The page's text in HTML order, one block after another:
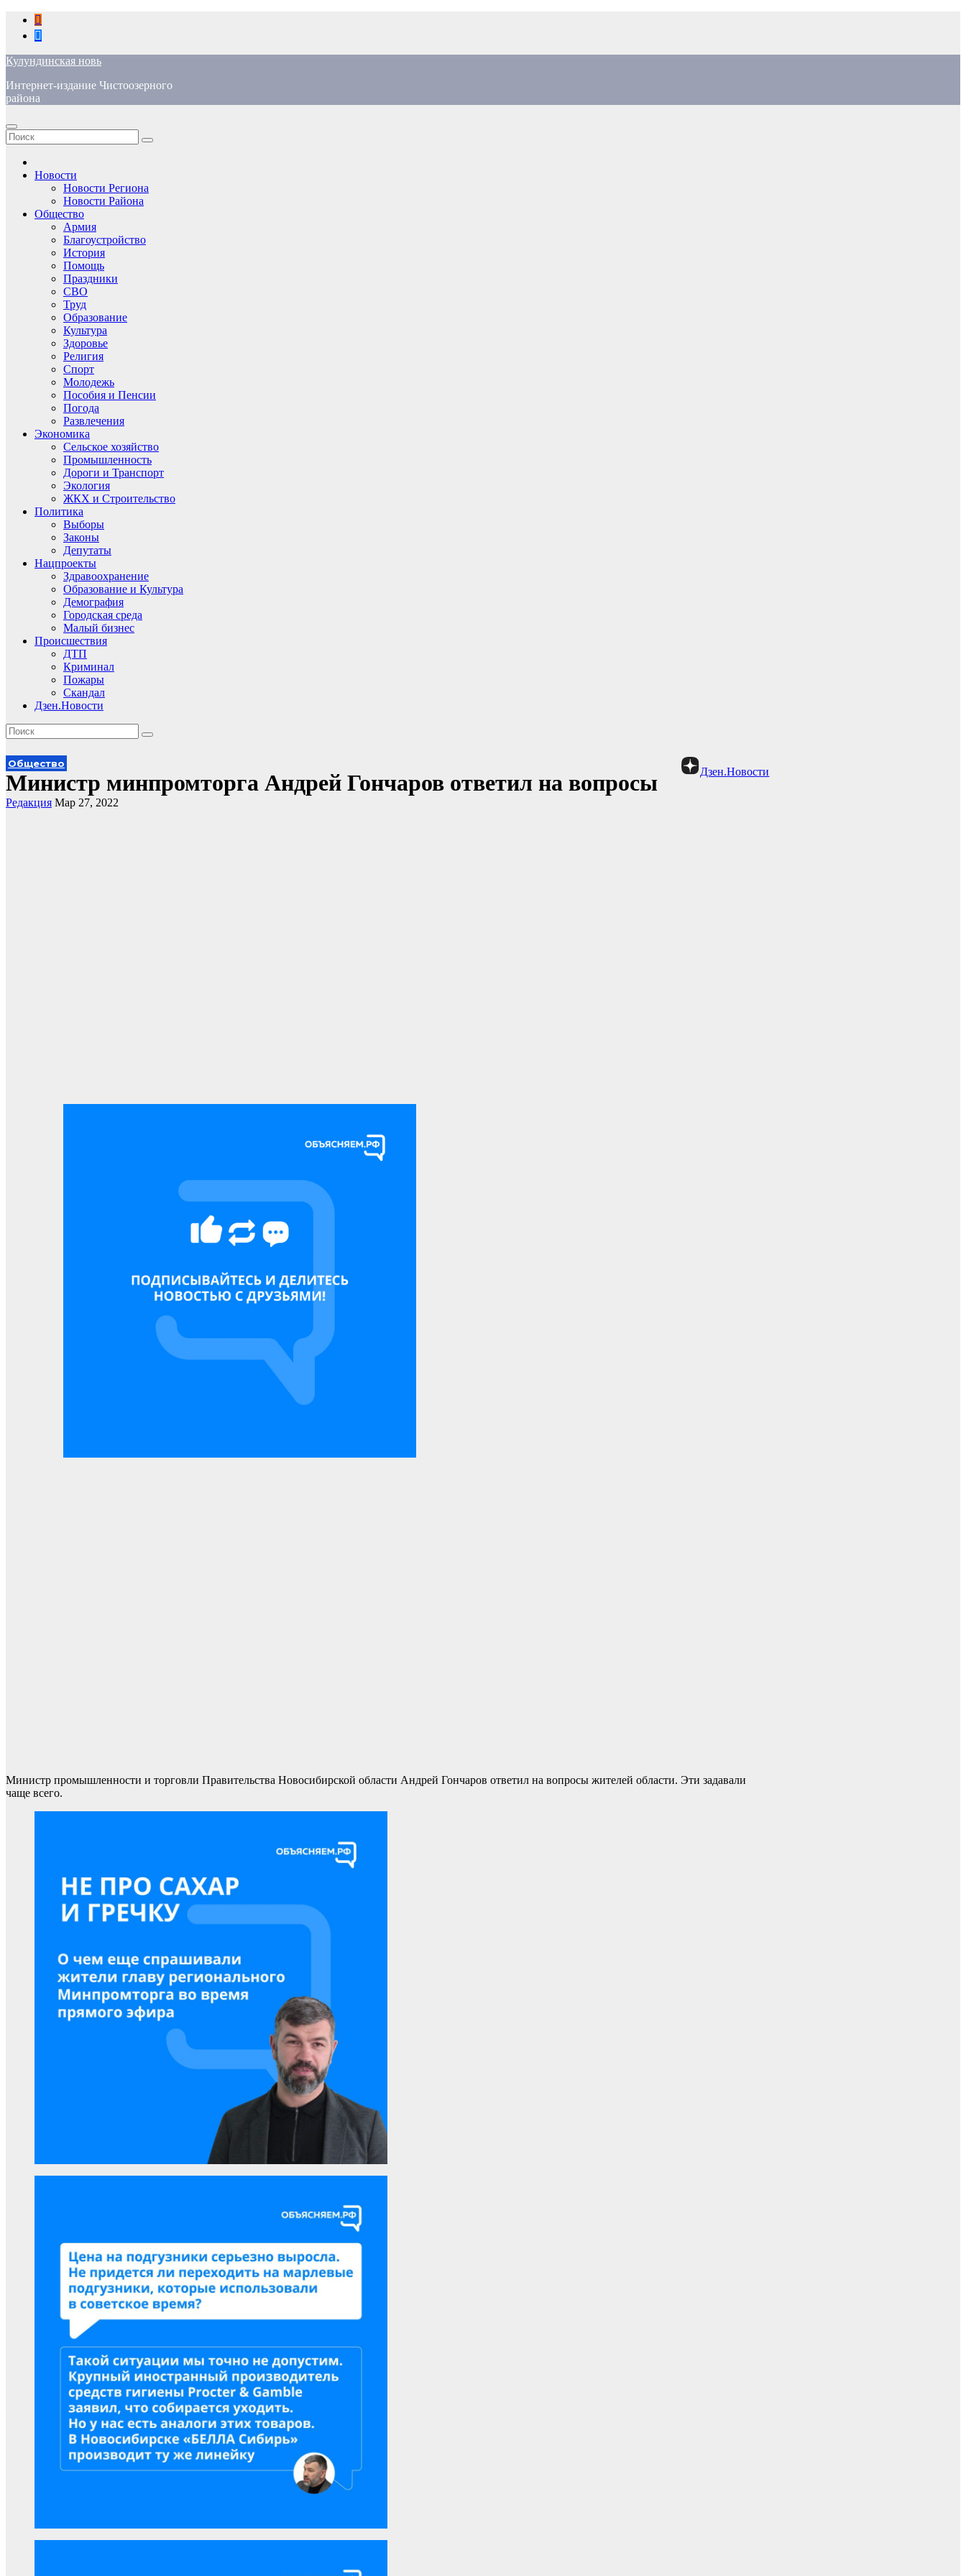
Перейти
содержимому
Кулундинская новь
Интернет-издание Чистоозерного
района
Новости
Новости Региона
Новости Района
Общество
Армия
Благоустройство
История
Помощь
Праздники
СВО
Труд
Образование
Культура
Здоровье
Религия
Спорт
Молодежь
Пособия и Пенсии
Погода
Развлечения
Экономика
Сельское хозяйство
Промышленность
Дороги и Транспорт
Экология
ЖКХ и Строительство
Политика
Выборы
Законы
Депутаты
Нацпроекты
Здравоохранение
Образование и Культура
Демография
Городская среда
Малый бизнес
Происшествия
ДТП
Криминал
Пожары
Скандал
Дзен.Новости
Дзен.Новости
Общество
Министр минпромторга Андрей Гончаров ответил на вопросы
Редакция Мар 27, 2022
Министр промышленности и торговли Правительства Новосибирской области Андрей Гончаров ответил на вопросы жителей области. Эти задавали
чаще всего.